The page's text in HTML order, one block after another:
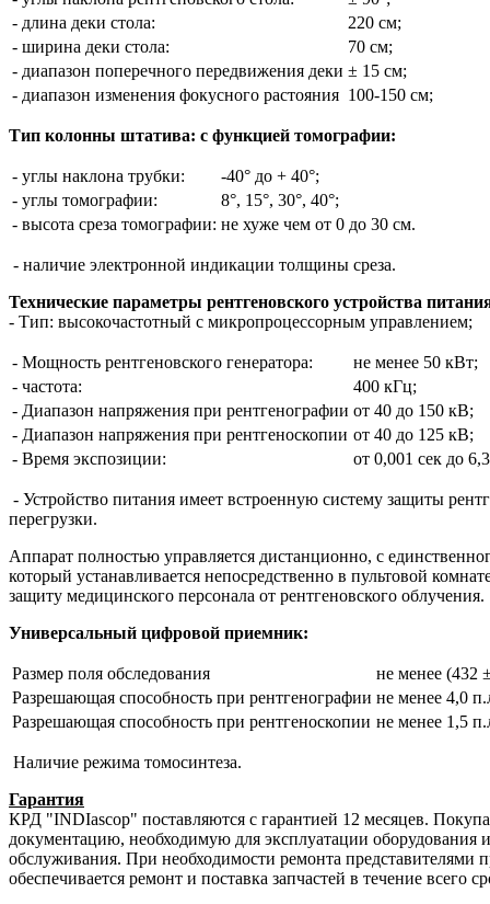
- длина деки стола:
220 см;
- ширина деки стола:
70 см;
- диапазон поперечного передвижения деки ± 15 см;
- диапазон изменения фокусного растояния 100-150 см;
Тип колонны штатива: с функцией томографии:
- углы наклона трубки:
-40° до + 40°;
- углы томографии:
8°, 15°, 30°, 40°;
- высота среза томографии: не хуже чем от 0 до 30 см.
- наличие электронной индикации толщины среза.
Технические параметры рентгеновского устройства
- Тип: высокочастотный с микропроцессорным управлением;
- Мощность рентгеновского генератора:
не менее 50 кВт;
- частота:
400 кГц;
- Диапазон напряжения при рентгенографии от 40 до 150 кВ;
- Диапазон напряжения при рентгеноскопии от 40 до 125 кВ;
- Время экспозиции:
от 0,001 сек до
- Устройство питания имеет встроенную систему защиты
перегрузки.
Аппарат полностью управляется дистанционно, с
который устанавливается непосредственно в пультовой
защиту медицинского персонала от рентгеновского облучения.
Универсальный цифровой приемник:
Размер поля обследования
не менее (432
Разрешающая способность при рентгенографии не менее 4,0
Разрешающая способность при рентгеноскопии не менее 1,5
Наличие режима томосинтеза.
Гарантия
КРД "INDIascop" поставляются с гарантией 12 месяцев.
документацию, необходимую для эксплуатации оборудования
обслуживания. При необходимости ремонта представителями
обеспечивается ремонт и поставка запчастей в течение всего